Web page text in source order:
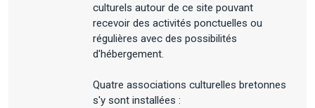
culturels autour de ce site pouvant
recevoir des activités ponctuelles ou
régulières avec des possibilités
d'hébergement.
Quatre associations culturelles bretonnes
s'y sont installées :